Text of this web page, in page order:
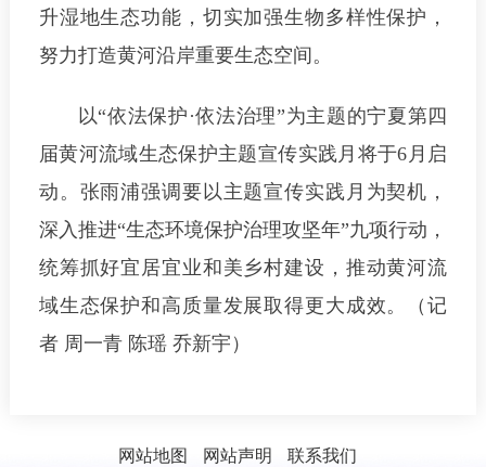
升湿地生态功能，切实加强生物多样性保护，
努力打造黄河沿岸重要生态空间。
以“依法保护·依法治理”为主题的宁夏第四
届黄河流域生态保护主题宣传实践月将于6月启
动。张雨浦强调要以主题宣传实践月为契机，
深入推进“生态环境保护治理攻坚年”九项行动，
统筹抓好宜居宜业和美乡村建设，推动黄河流
域生态保护和高质量发展取得更大成效。（记
者 周一青 陈瑶 乔新宇）
网站地图 网站声明 联系我们